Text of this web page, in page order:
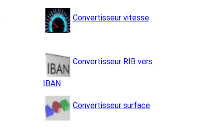
Convertisseur vitesse
Convertisseur RIB vers
IBAN
Convertisseur surface